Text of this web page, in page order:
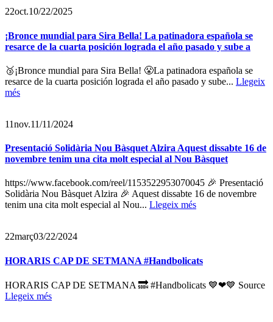
22oct.10/22/2025
¡Bronce mundial para Sira Bella! La patinadora española se
resarce de la cuarta posición lograda el año pasado y sube a
🥉¡Bronce mundial para Sira Bella! 😤La patinadora española se
resarce de la cuarta posición lograda el año pasado y sube... Llegeix
més
11nov.11/11/2024
Presentació Solidària Nou Bàsquet Alzira Aquest dissabte 16 de
novembre tenim una cita molt especial al Nou Bàsquet
https://www.facebook.com/reel/1153522953070045 🎉 Presentació
Solidària Nou Bàsquet Alzira 🎉 Aquest dissabte 16 de novembre
tenim una cita molt especial al Nou... Llegeix més
22març03/22/2024
HORARIS CAP DE SETMANA #Handbolicats
HORARIS CAP DE SETMANA 🔜 #Handbolicats 💙❤💙 Source
Llegeix més